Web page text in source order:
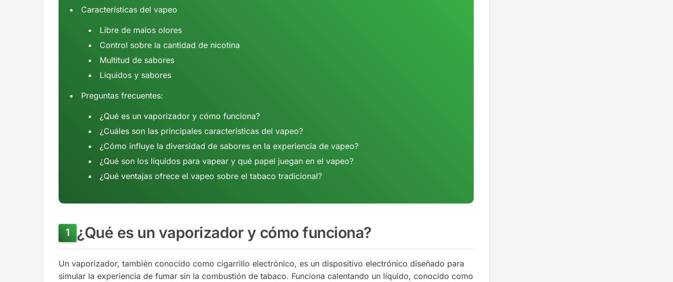
Características del vapeo
Libre de malos olores
Control sobre la cantidad de nicotina
Multitud de sabores
Líquidos y sabores
Preguntas frecuentes:
¿Qué es un vaporizador y cómo funciona?
¿Cuáles son las principales características del vapeo?
¿Cómo influye la diversidad de sabores en la experiencia de vapeo?
¿Qué son los líquidos para vapear y qué papel juegan en el vapeo?
¿Qué ventajas ofrece el vapeo sobre el tabaco tradicional?
¿Qué es un vaporizador y cómo funciona?
Un vaporizador, también conocido como cigarrillo electrónico, es un dispositivo electrónico diseñado para
simular la experiencia de fumar sin la combustión de tabaco. Funciona calentando un líquido, conocido como